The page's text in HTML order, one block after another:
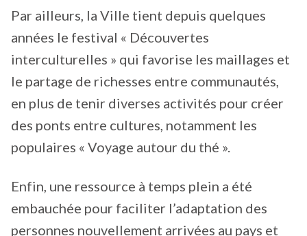
Par ailleurs, la Ville tient depuis quelques
années le festival « Découvertes
interculturelles » qui favorise les maillages et
le partage de richesses entre communautés,
en plus de tenir diverses activités pour créer
des ponts entre cultures, notamment les
populaires « Voyage autour du thé ».
Enfin, une ressource à temps plein a été
embauchée pour faciliter l’adaptation des
personnes nouvellement arrivées au pays et